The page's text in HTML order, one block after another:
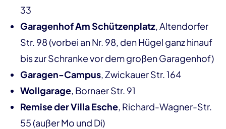
33
Garagenhof Am Schützenplatz , Altendorfer
Str. 98 (vorbei an Nr. 98, den Hügel ganz hinauf
bis zur Schranke vor dem großen Garagenhof)
Garagen-Campus , Zwickauer Str. 164
Wollgarage , Bornaer Str. 91
Remise der Villa Esche , Richard-Wagner-Str.
55 (außer Mo und Di)